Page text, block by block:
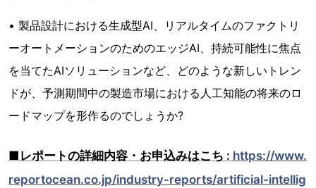
• 製品設計における生成型AI、リアルタイムのファクトリ
ーオートメーションのためのエッジAI、持続可能性に焦点
を当てたAIソリューションなど、どのような新しいトレン
ドが、予測期間中の製造市場における人工知能の将来のロ
ードマップを形作るのでしょうか?
■レポートの詳細内容・お申込みはこち : https://www.
reportocean.co.jp/industry-reports/artificial-intellig